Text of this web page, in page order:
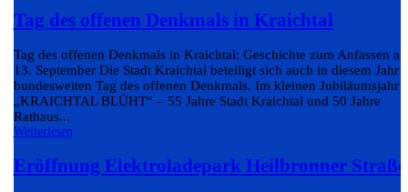
Tag des offenen Denkmals in Kraichtal
Tag des offenen Denkmals in Kraichtal: Geschichte zum Anfassen
13. September Die Stadt Kraichtal beteiligt sich auch in diesem Jahr
bundesweiten Tag des offenen Denkmals. Im kleinen Jubiläumsjahr
„KRAICHTAL BLÜHT“ – 55 Jahre Stadt Kraichtal und 50 Jahre
Rathaus...
Weiterlesen
Eröffnung Elektroladepark Heilbronner Straße